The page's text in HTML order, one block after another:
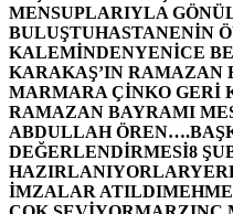
MENSUPLARIYLA
BULUŞTUHASTANENİN
KALEMİNDENYENİCE
KARAKAŞ’IN RAMAZAN
MARMARA ÇİNKO GERİ
RAMAZAN BAYRAMI
ABDULLAH ÖREN….
DEĞERLENDİRMESİ8
HAZIRLANIYORLAR
İMZALAR ATILDI